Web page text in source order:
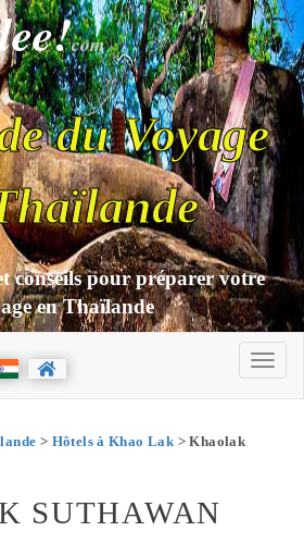
com
du Voyage
conseils pour préparer votre
en Thaïlande
> Hôtels à Khao Lak > Khaolak
SUTHAWAN